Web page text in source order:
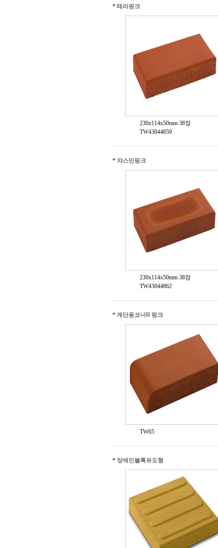
* 테라핑크
230x114x50mm 38장
TW43044859
* 쟈스민핑크
230x114x50mm 38장
TW43044862
* 계단용코너R 핑크
TW65
* 장애인블록유도형